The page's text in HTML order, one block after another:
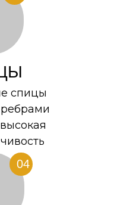
спицы
04